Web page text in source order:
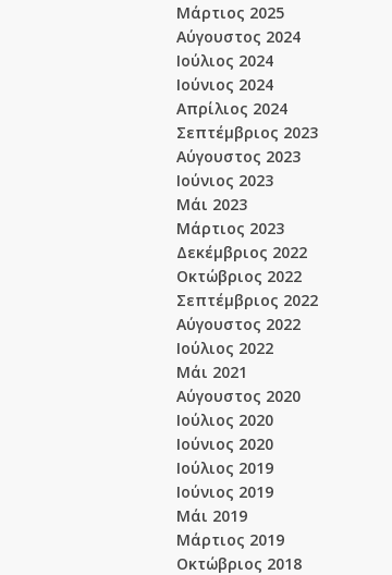
Μάρτιος 2025
Αύγουστος 2024
Ιούλιος 2024
Ιούνιος 2024
Απρίλιος 2024
Σεπτέμβριος 2023
Αύγουστος 2023
Ιούνιος 2023
Μάι 2023
Μάρτιος 2023
Δεκέμβριος 2022
Οκτώβριος 2022
Σεπτέμβριος 2022
Αύγουστος 2022
Ιούλιος 2022
Μάι 2021
Αύγουστος 2020
Ιούλιος 2020
Ιούνιος 2020
Ιούλιος 2019
Ιούνιος 2019
Μάι 2019
Μάρτιος 2019
Οκτώβριος 2018